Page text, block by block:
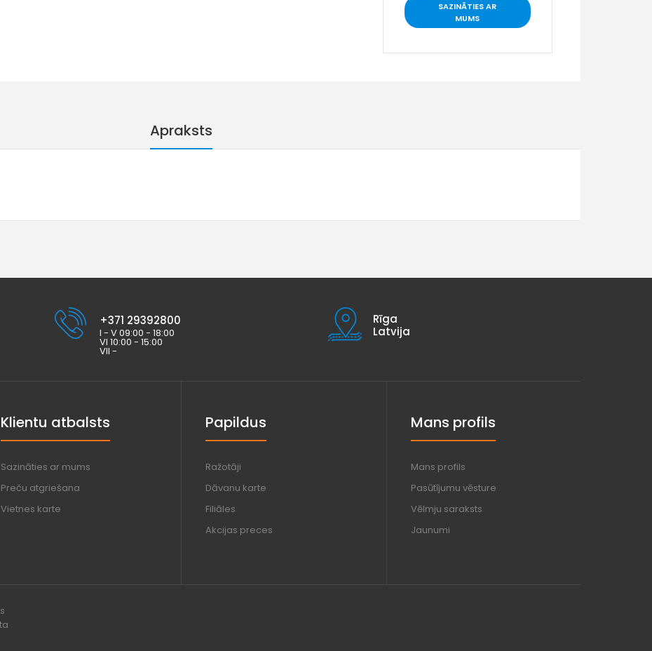
SAZINĀTIES AR
MUMS
Apraksts
+371 29392800
I - V 09:00 - 18:00
VI 10:00 - 15:00
VII -
Rīga
Latvija
Klientu atbalsts
Sazināties ar mums
Preču atgriešana
Vietnes karte
Papildus
Ražotāji
Dāvanu karte
Filiāles
Akcijas preces
Mans profils
Mans profils
Pasūtījumu vēsture
Vēlmju saraksts
Jaunumi